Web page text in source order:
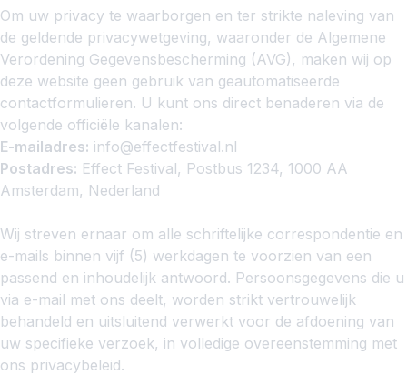
Om uw privacy te waarborgen en ter strikte naleving van
de geldende privacywetgeving, waaronder de Algemene
Verordening Gegevensbescherming (AVG), maken wij op
deze website geen gebruik van geautomatiseerde
contactformulieren. U kunt ons direct benaderen via de
volgende officiële kanalen:
E-mailadres: info@effectfestival.nl
Postadres: Effect Festival, Postbus 1234, 1000 AA
Amsterdam, Nederland
Wij streven ernaar om alle schriftelijke correspondentie en
e-mails binnen vijf (5) werkdagen te voorzien van een
passend en inhoudelijk antwoord. Persoonsgegevens die u
via e-mail met ons deelt, worden strikt vertrouwelijk
behandeld en uitsluitend verwerkt voor de afdoening van
uw specifieke verzoek, in volledige overeenstemming met
ons privacybeleid.